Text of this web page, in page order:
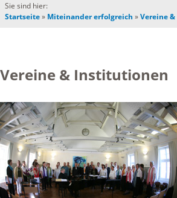
Sie sind hier:
Startseite» Miteinander erfolgreich »Vereine
Vereine & Institutionen